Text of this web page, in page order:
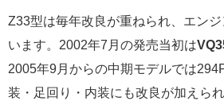
Z33型は毎年改良が重ねられ、エン
います。2002年7月の発売当初は
2005年9月からの中期モデルでは
装・足回り・内装にも改良が加えら